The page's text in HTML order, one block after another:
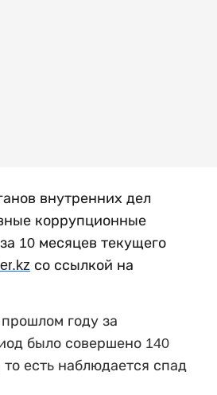
внутренних дел
коррупционные
10 месяцев текущего
.kz со ссылкой на
году за
было совершено 140
есть наблюдается спад